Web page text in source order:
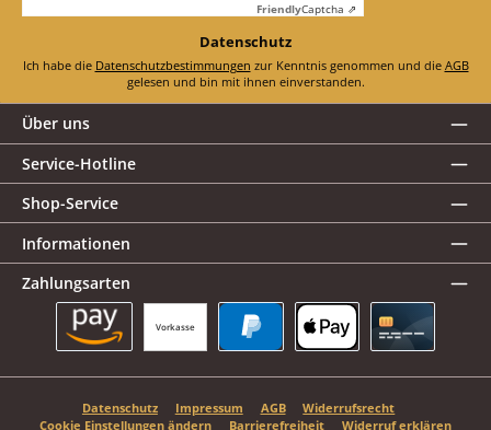
FriendlyCaptcha ⇗
Datenschutz
Ich habe die Datenschutzbestimmungen zur Kenntnis genommen und die AGB
gelesen und bin mit ihnen einverstanden.
Über uns
Service-Hotline
Shop-Service
Informationen
Zahlungsarten
Vorkasse
Datenschutz Impressum AGB
Widerrufsrecht
Cookie Einstellungen ändern
Barrierefreiheit Widerruf erklären